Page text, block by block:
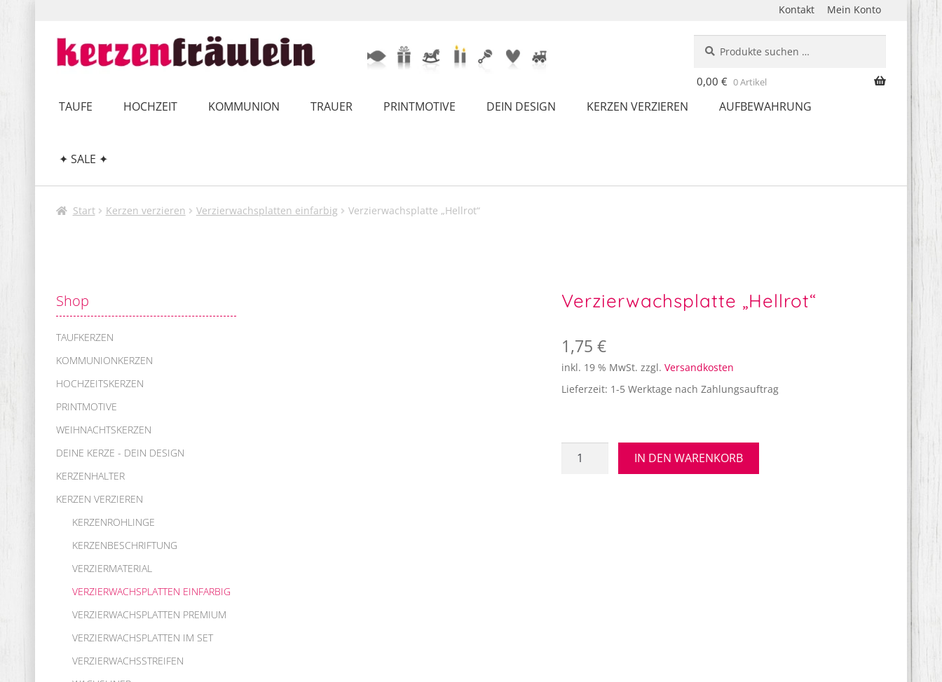
springen
springen
Kontakt Mein Konto
nach:
TAUFE HOCHZEIT KOMMUNION TRAUER PRINTMOTIVE DEIN DESIGN KERZEN VERZIEREN AUFBEWAHRUNG
✦ SALE ✦
0,00 € 0 Artikel
Start Kerzen verzieren Verzierwachsplatten einfarbig Verzierwachsplatte „Hellrot“
Verzierwachsplatte „Hellrot“
1,75 €
inkl. 19 % MwSt. zzgl. Versandkosten
Lieferzeit: 1-5 Werktage nach Zahlungsauftrag
VerzierwachsplatteIN DEN WARENKORB
Shop
TAUFKERZEN
KOMMUNIONKERZEN
HOCHZEITSKERZEN
PRINTMOTIVE
WEIHNACHTSKERZEN
DEINE KERZE - DEIN DESIGN
KERZENHALTER
KERZEN VERZIEREN
KERZENROHLINGE
KERZENBESCHRIFTUNG
VERZIERMATERIAL
VERZIERWACHSPLATTEN EINFARBIG
VERZIERWACHSPLATTEN PREMIUM
VERZIERWACHSPLATTEN IM SET
VERZIERWACHSSTREIFEN